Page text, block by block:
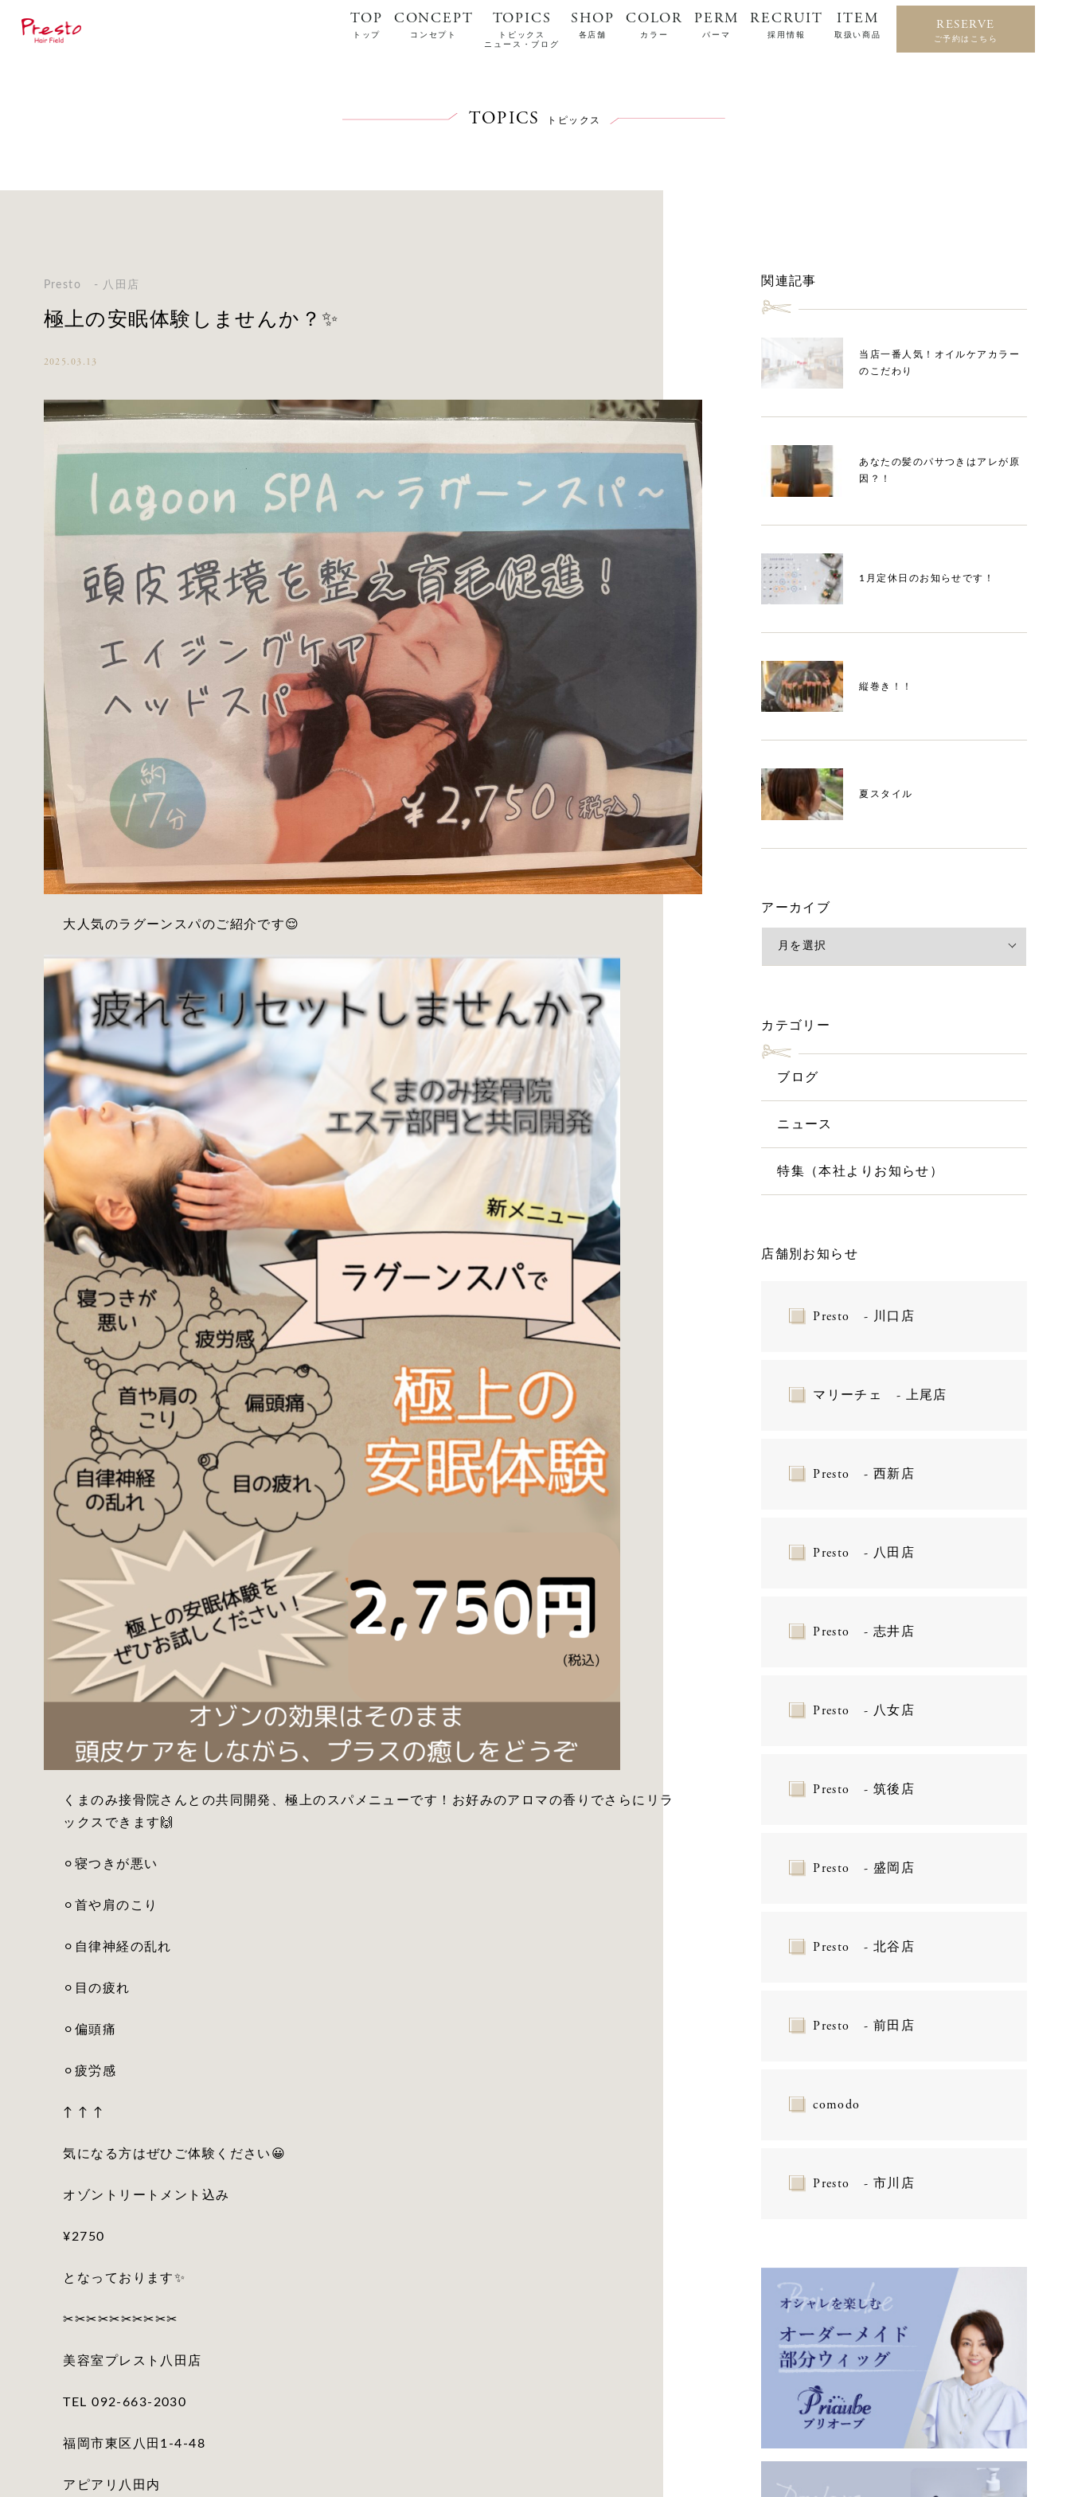
TOP
トップ
CONCEPT
コンセプト
TOPICS
トピックス
ニュース・ブログ
SHOP
各店舗
COLOR
カラー
PERM
パーマ
RECRUIT
採用情報
ITEM
取扱い商品
RESERVE
ご予約はこちら
TOPICS トピックス
Presto - 八田店
極上の安眠体験しませんか？✨
2025.03.13
大人気のラグーンスパのご紹介です😌
くまのみ接骨院さんとの共同開発、極上のスパメニューです！お好みのアロマの香りでさらにリラ
ックスできます🙌
⚪︎寝つきが悪い
⚪︎首や肩のこり
⚪︎自律神経の乱れ
⚪︎目の疲れ
⚪︎偏頭痛
⚪︎疲労感
↑ ↑ ↑
気になる方はぜひご体験ください😀
オゾントリートメント込み
¥2750
となっております✨
✂︎✂︎✂︎✂︎✂︎✂︎✂︎✂︎✂︎✂︎
美容室プレスト八田店
TEL 092-663-2030
福岡市東区八田1-4-48
アピアリ八田内
関連記事
当店一番人気！オイルケアカラー
のこだわり
あなたの髪のパサつきはアレが原
因？！
1月定休日のお知らせです！
縦巻き！！
夏スタイル
アーカイブ
カテゴリー
ブログ
ニュース
特集（本社よりお知らせ）
店舗別お知らせ
Presto - 川口店
マリーチェ - 上尾店
Presto - 西新店
Presto - 八田店
Presto - 志井店
Presto - 八女店
Presto - 筑後店
Presto - 盛岡店
Presto - 北谷店
Presto - 前田店
comodo
Presto - 市川店